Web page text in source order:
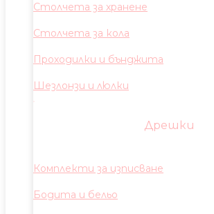
Столчета за хранене
Столчета за кола
Проходилки и бънджита
Шезлонзи и люлки
Дрешки
Комплекти за изписване
Бодита и бельо